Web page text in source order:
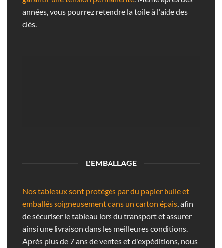
années, vous pourrez retendre la toile à l'aide des
clés.
L'EMBALLAGE
Nos tableaux sont protégés par du papier bulle et
emballés soigneusement dans un carton épais, afin
de sécuriser le tableau lors du transport et assurer
ainsi une livraison dans les meilleures conditions.
Après plus de 7 ans de ventes et d'expéditions, nous